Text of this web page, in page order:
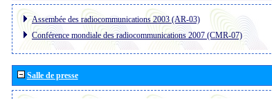
Assembée des radiocommunications 2003 (AR-03)
Conférence mondiale des radiocommunications 2007 (CMR-07)
Salle de presse